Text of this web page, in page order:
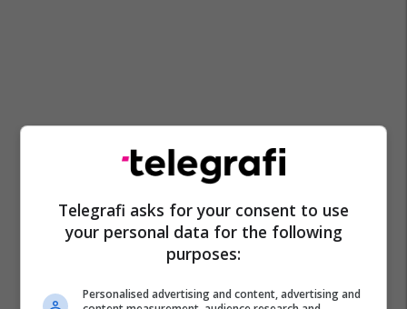
Telegrafi asks for your consent to use
your personal data for the following
purposes:
Personalised advertising and content, advertising and